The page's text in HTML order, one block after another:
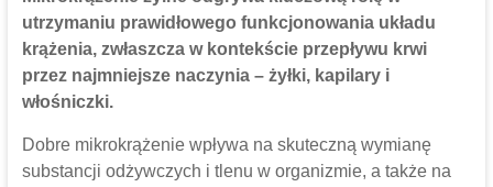
utrzymaniu prawidłowego funkcjonowania układu
krążenia, zwłaszcza w kontekście przepływu krwi
przez najmniejsze naczynia – żyłki, kapilary i
włośniczki.
Dobre mikrokrążenie wpływa na skuteczną wymianę
substancji odżywczych i tlenu w organizmie, a także na